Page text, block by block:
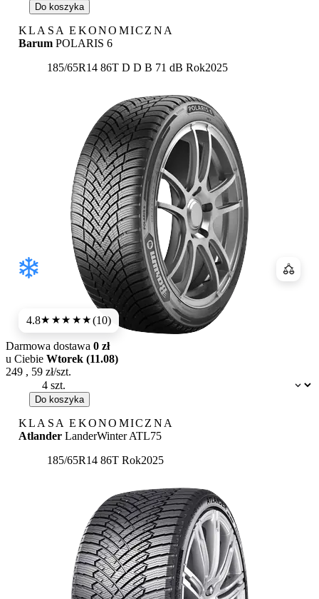
Do koszyka
KLASA EKONOMICZNA
Barum POLARIS 6
185/65R14 86T Etykieta:
D D B 71 dB Rok2025
4.8★★★★★(10)
Dostępność:
Darmowa dostawa 0 zł
u Ciebie Wtorek (11.08)
249 , 59 zł/szt.
Do koszyka
KLASA EKONOMICZNA
Atlander LanderWinter ATL75
185/65R14 86T Rok2025